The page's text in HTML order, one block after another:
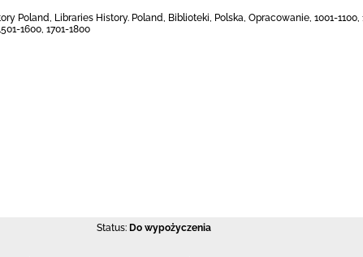
Poland, Libraries History. Poland, Biblioteki, Polska, Opracowanie, 1001-1100,
1600, 1701-1800
Status: Do wypożyczenia